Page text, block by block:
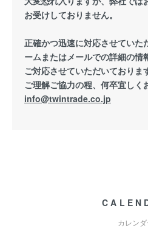
お受けしておりません。
正確かつ迅速に対応させていた
ームまたはメールでの詳細の情
ご対応させていただいておりま
ご理解ご協力の程、何卒宜しく
info@twintrade.co.jp
カレン